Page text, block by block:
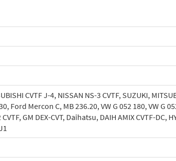
CVTF J-4, NISSAN NS-3 CVTF, SUZUKI,
Ford Mercon C, MB 236.20, VW G 052 180, VW G
GM DEX-CVT, Daihatsu, DAIH AMIX CVTF-DC,